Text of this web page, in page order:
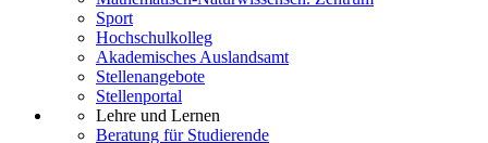
Sport
Hochschulkolleg
Akademisches Auslandsamt
Stellenangebote
Stellenportal
Lehre und Lernen
Beratung für Studierende